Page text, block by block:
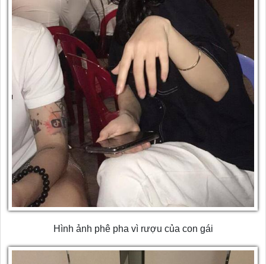
Hình ảnh phê pha vì rượu của con gái